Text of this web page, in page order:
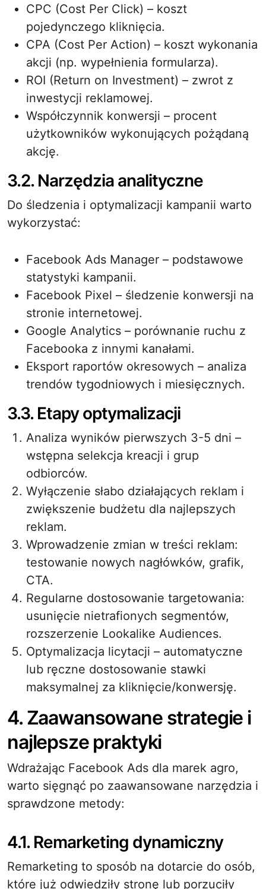
CPC (Cost Per Click) – koszt
pojedynczego kliknięcia.
CPA (Cost Per Action) – koszt wykonania
akcji (np. wypełnienia formularza).
ROI (Return on Investment) – zwrot z
inwestycji reklamowej.
Współczynnik konwersji – procent
użytkowników wykonujących pożądaną
akcję.
3.2. Narzędzia analityczne
Do śledzenia i optymalizacji kampanii warto
wykorzystać:
Facebook Ads Manager – podstawowe
statystyki kampanii.
Facebook Pixel – śledzenie konwersji na
stronie internetowej.
Google Analytics – porównanie ruchu z
Facebooka z innymi kanałami.
Eksport raportów okresowych – analiza
trendów tygodniowych i miesięcznych.
3.3. Etapy optymalizacji
Analiza wyników pierwszych 3-5 dni –
wstępna selekcja kreacji i grup
odbiorców.
Wyłączenie słabo działających reklam i
zwiększenie budżetu dla najlepszych
reklam.
Wprowadzenie zmian w treści reklam:
testowanie nowych nagłówków, grafik,
CTA.
Regularne dostosowanie targetowania:
usunięcie nietrafionych segmentów,
rozszerzenie Lookalike Audiences.
Optymalizacja licytacji – automatyczne
lub ręczne dostosowanie stawki
maksymalnej za kliknięcie/konwersję.
4. Zaawansowane strategie i
najlepsze praktyki
Wdrażając Facebook Ads dla marek agro,
warto sięgnąć po zaawansowane narzędzia i
sprawdzone metody:
4.1. Remarketing dynamiczny
Remarketing to sposób na dotarcie do osób,
które już odwiedziły stronę lub porzuciły